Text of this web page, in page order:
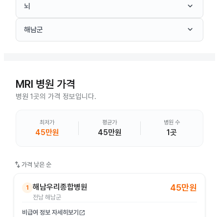
뇌 keyboard_arrow_down
해남군 keyboard_arrow_down
MRI 병원 가격
병원 1곳의 가격 정보입니다.
최저가
45만원
평균가
45만원
병원 수
1곳
swap_vert 가격 낮은 순
1 해남우리종합병원
전남 해남군
45만원
비급여 정보 자세히보기 open_in_new